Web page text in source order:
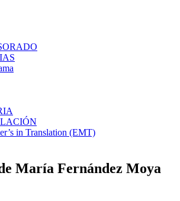
in Translation (EMT)
María Fernández Moya